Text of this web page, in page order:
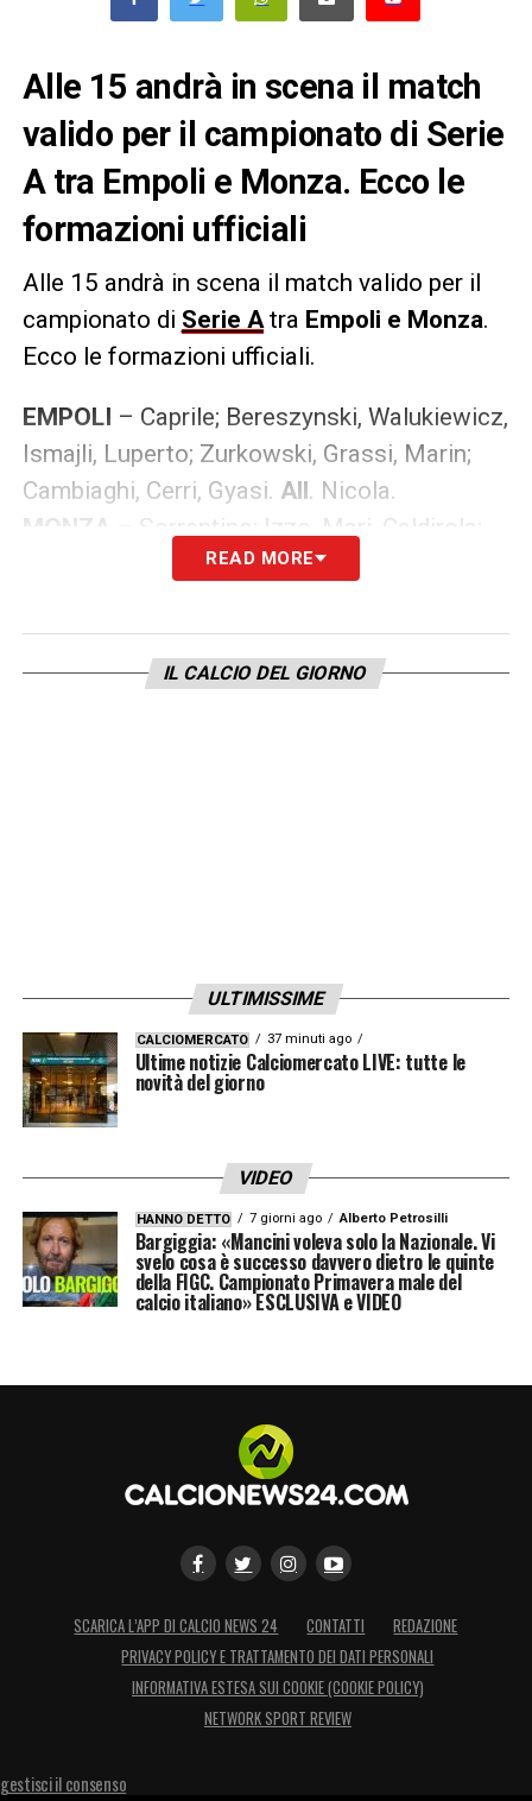
Alle 15 andrà in scena il match
valido per il campionato di Serie
A tra Empoli e Monza. Ecco le
formazioni ufficiali
Alle 15 andrà in scena il match valido per il
campionato di Serie Atra Empoli e Monza.
Ecco le formazioni ufficiali.
EMPOLI – Caprile; Bereszynski, Walukiewicz,
Ismajli, Luperto; Zurkowski, Grassi, Marin;
Cambiaghi, Cerri, Gyasi. All. Nicola.
MONZA
– Sorrentino; Izzo, Mari, Caldirola;
Pereira, Pessina, Gagliardini, Kyriakopoulos;
LA PLAYLIST DELLE NOSTRE TOP NEWS
READ MORE
IL CALCIO DEL GIORNO
ULTIMISSIME
CALCIOMERCATO 37 minuti ago
Ultime notizie Calciomercato LIVE: tutte le
novità del giorno
VIDEO
HANNO DETTO 7 giorni ago Alberto Petrosilli
Bargiggia: «Mancini voleva solo la Nazionale. Vi
svelo cosa è successo davvero dietro le quinte
della FIGC. Campionato Primavera male del
calcio italiano» ESCLUSIVA e VIDEO
SCARICA L’APP DI CALCIO NEWS 24 CONTATTI
REDAZIONE
PRIVACY POLICY E TRATTAMENTO DEI DATI PERSONALI
INFORMATIVA ESTESA SUI COOKIE (COOKIE POLICY)
NETWORK SPORT REVIEW
gestisci il consenso